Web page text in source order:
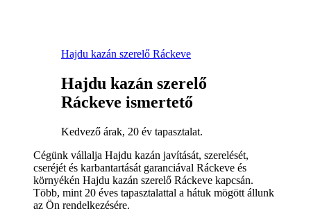
Hajdu kazán szerelő Ráckeve
Hajdu kazán szerelő
Ráckeve ismertető
Kedvező árak, 20 év tapasztalat.
Cégünk vállalja Hajdu kazán javítását, szerelését,
cseréjét és karbantartását garanciával Ráckeve és
környékén Hajdu kazán szerelő Ráckeve kapcsán.
Több, mint 20 éves tapasztalattal a hátuk mögött állunk
az Ön rendelkezésére.